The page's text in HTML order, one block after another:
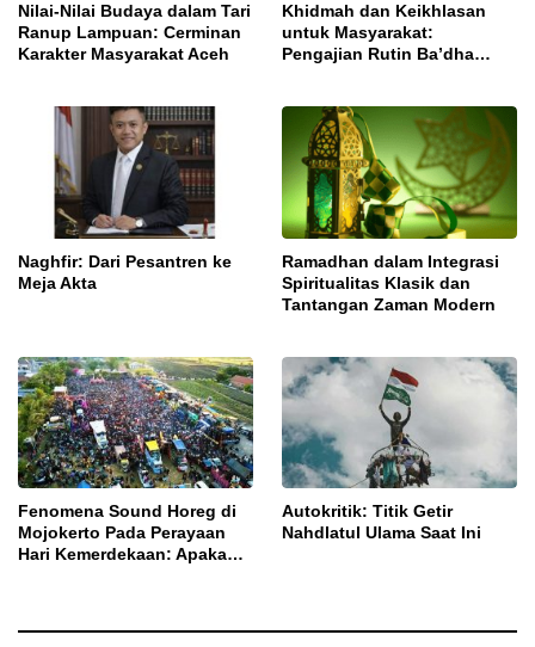
Nilai-Nilai Budaya dalam Tari
Ranup Lampuan: Cerminan
Karakter Masyarakat Aceh
Khidmah dan Keikhlasan
untuk Masyarakat:
Pengajian Rutin Ba’dha
Naghfir: Dari Pesantren ke
Meja Akta
Ramadhan dalam Integrasi
Spiritualitas Klasik dan
Tantangan Zaman Modern
Fenomena Sound Horeg di
Mojokerto Pada Perayaan
Hari Kemerdekaan: Apakah
Autokritik: Titik Getir
Nahdlatul Ulama Saat Ini